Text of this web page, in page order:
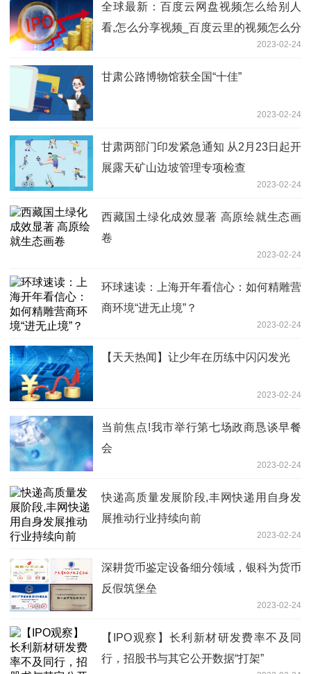
全球最新：百度云网盘视频怎么给别人
看,怎么分享视频_百度云里的视频怎么分
2023-02-24
甘肃公路博物馆获全国“十佳”
2023-02-24
甘肃两部门印发紧急通知 从2月23日起开
展露天矿山边坡管理专项检查
2023-02-24
西藏国土绿化成效显著 高原绘就生态画
卷
2023-02-24
环球速读：上海开年看信心：如何精雕营
商环境“进无止境”？
2023-02-24
【天天热闻】让少年在历练中闪闪发光
2023-02-24
当前焦点!我市举行第七场政商恳谈早餐
会
2023-02-24
快递高质量发展阶段,丰网快递用自身发
展推动行业持续向前
2023-02-24
深耕货币鉴定设备细分领域，银科为货币
反假筑堡垒
2023-02-24
【IPO观察】长利新材研发费率不及同
行，招股书与其它公开数据“打架”